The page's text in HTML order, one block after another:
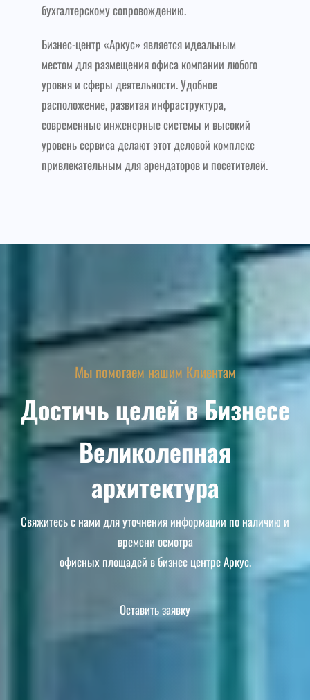
бухгалтерскому сопровождению.
Бизнес-центр «Аркус» является идеальным
местом для размещения офиса компании любого
уровня и сферы деятельности. Удобное
расположение, развитая инфраструктура,
современные инженерные системы и высокий
уровень сервиса делают этот деловой комплекс
привлекательным для арендаторов и посетителей.
Мы помогаем нашим Клиентам
Достичь целей в Бизнесе
Великолепная
архитектура
Свяжитесь с нами для уточнения информации по наличию и
времени осмотра
офисных площадей в бизнес центре Аркус.
Оставить заявку